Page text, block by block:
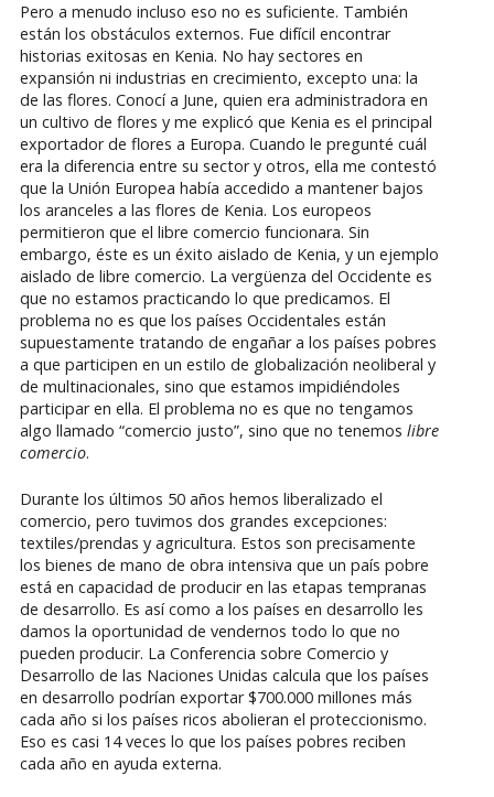
Pero a menudo incluso eso no es suficiente. También
están los obstáculos externos. Fue difícil encontrar
historias exitosas en Kenia. No hay sectores en
expansión ni industrias en crecimiento, excepto una: la
de las flores. Conocí a June, quien era administradora en
un cultivo de flores y me explicó que Kenia es el principal
exportador de flores a Europa. Cuando le pregunté cuál
era la diferencia entre su sector y otros, ella me contestó
que la Unión Europea había accedido a mantener bajos
los aranceles a las flores de Kenia. Los europeos
permitieron que el libre comercio funcionara. Sin
embargo, éste es un éxito aislado de Kenia, y un ejemplo
aislado de libre comercio. La vergüenza del Occidente es
que no estamos practicando lo que predicamos. El
problema no es que los países Occidentales están
supuestamente tratando de engañar a los países pobres
a que participen en un estilo de globalización neoliberal y
de multinacionales, sino que estamos impidiéndoles
participar en ella. El problema no es que no tengamos
algo llamado “comercio justo”, sino que no tenemos libre
comercio.
Durante los últimos 50 años hemos liberalizado el
comercio, pero tuvimos dos grandes excepciones:
textiles/prendas y agricultura. Estos son precisamente
los bienes de mano de obra intensiva que un país pobre
está en capacidad de producir en las etapas tempranas
de desarrollo. Es así como a los países en desarrollo les
damos la oportunidad de vendernos todo lo que no
pueden producir. La Conferencia sobre Comercio y
Desarrollo de las Naciones Unidas calcula que los países
en desarrollo podrían exportar $700.000 millones más
cada año si los países ricos abolieran el proteccionismo.
Eso es casi 14 veces lo que los países pobres reciben
cada año en ayuda externa.